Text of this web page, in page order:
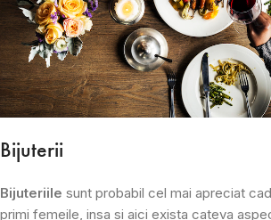
Bijuterii
Bijuteriile sunt probabil cel mai apreciat
primi femeile, insa si aici exista cateva